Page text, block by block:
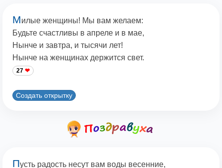
Милые женщины! Мы вам желаем:
Будьте счастливы в апреле и в мае,
Нынче и завтра, и тысячи лет!
Нынче на женщинах держится свет.
27
Создать открытку
Пусть радость несут вам воды весенние,